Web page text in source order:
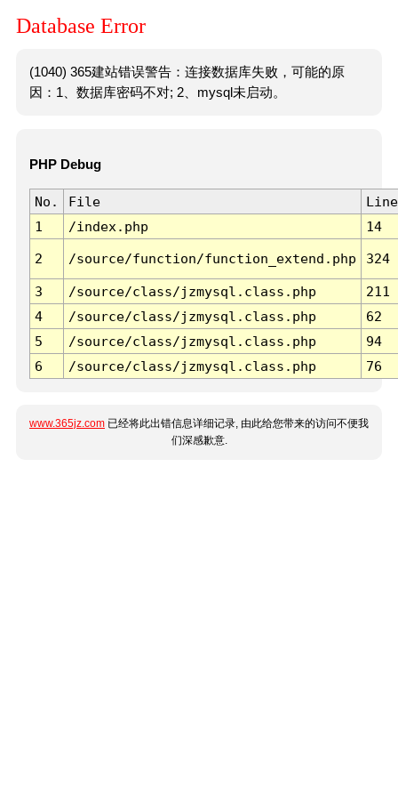
Database Error
(1040) 365建站错误警告：连接数据库失败，可能的原
因：1、数据库密码不对; 2、mysql未启动。
PHP Debug
No. File
Line
1
/index.php 14
2 /source/function/function_extend.php 324
3 /source/class/jzmysql.class.php
211
4
/source/class/jzmysql.class.php
62
5
/source/class/jzmysql.class.php
94
6
/source/class/jzmysql.class.php 76
www.365jz.com 已经将此出错信息详细记录, 由此给您带来的访问不便我
们深感歉意.